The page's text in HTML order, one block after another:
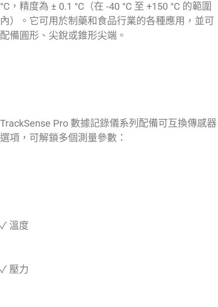
°C，精度為 ± 0.1 °C（在 -40 °C 至 +150 °C 的範圍
內）。它可用於制藥和食品行業的各種應用，並可
配備圓形、尖銳或錐形尖端。
TrackSense Pro 數據記錄儀系列配備可互換傳感器
選項，可解鎖多個測量參數：
✓ 溫度
✓ 壓力